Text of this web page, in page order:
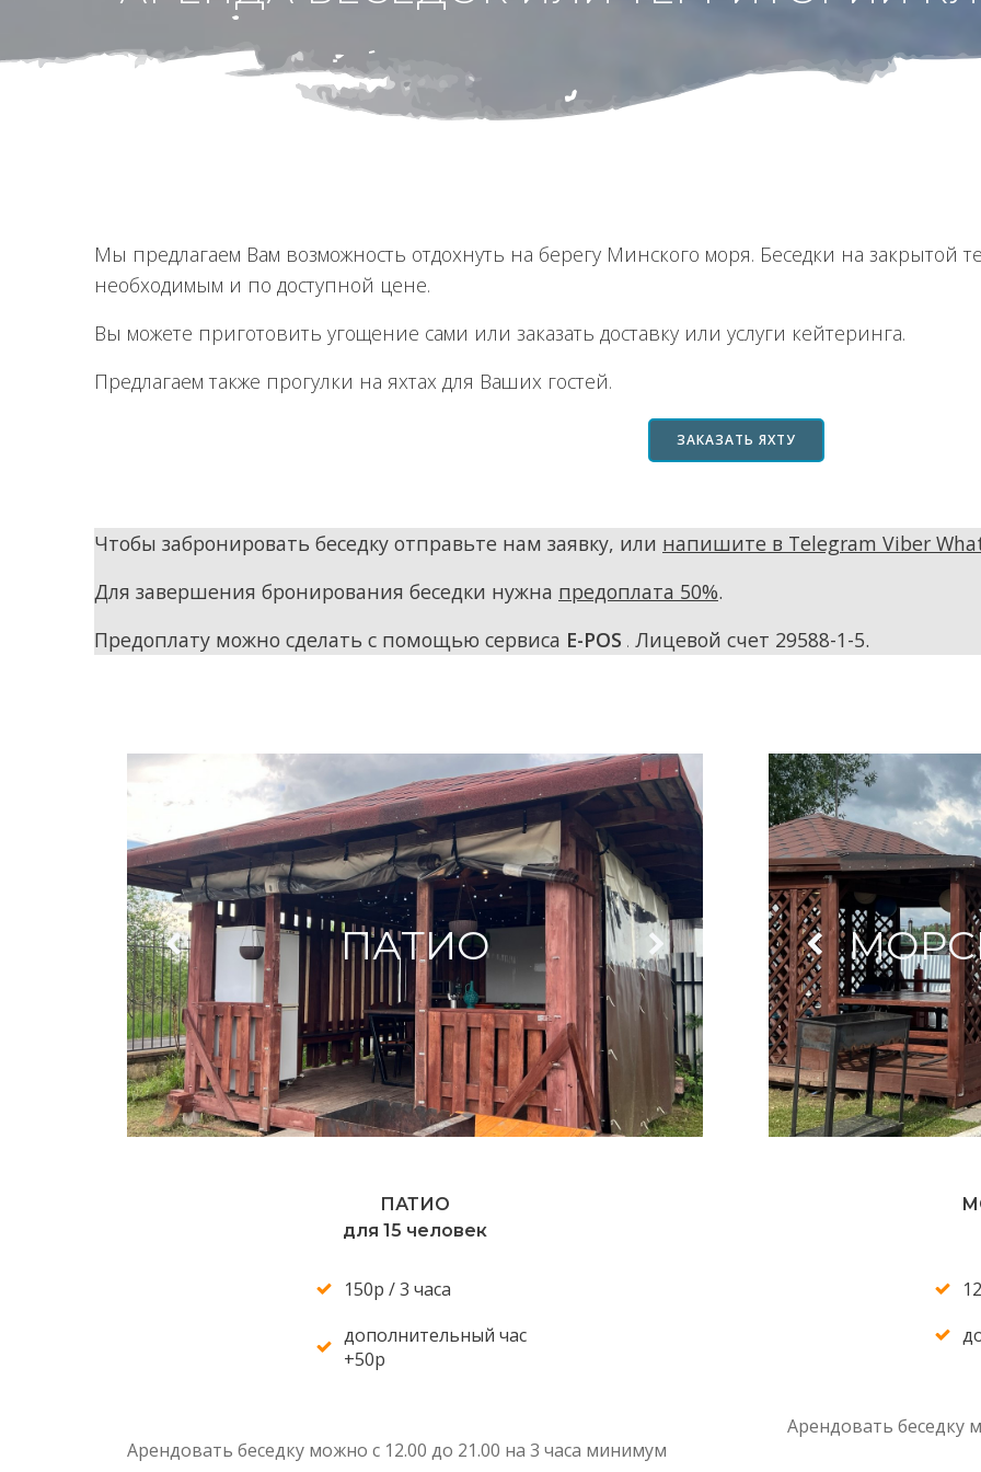
Мы предлагаем Вам возможность отдохнуть на берегу Минского моря. Беседки на закрытой
необходимым и по доступной цене.
Вы можете приготовить угощение сами или заказать доставку или услуги кейтеринга.
Предлагаем также прогулки на яхтах для Ваших гостей.
ЗАКАЗАТЬ ЯХТУ
Чтобы забронировать беседку отправьте нам заявку, или напишите в Telegram Viber
Для завершения бронирования беседки нужна предоплата 50%.
Предоплату можно сделать с помощью сервиса E-POS . Лицевой счет 29588-1-5.
ПАТИО
МАНГАЛ (БЕЗ
МИКРОВОЛНОВКА
ХОЛОДИЛЬНИК
ЧАЙНИК
ТЕНТЫ
220В И ОСВЕЩЕНИЕ
ЗАРЯДНОЕ ДЛЯ
ПОСУДА ДЛЯ
ВОДА
ТУАЛЕТЫ
ПАТИО
для 15 человек
150р / 3 часа
дополнительный час
+50р
Арендовать беседку можно с 12.00 до 21.00 на 3 часа минимум
Арендовать беседку